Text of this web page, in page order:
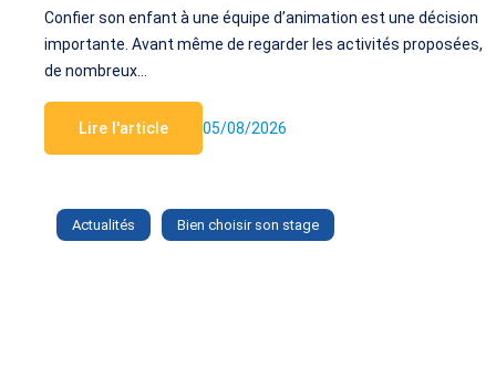
Confier son enfant à une équipe d’animation est une décision
importante. Avant même de regarder les activités proposées,
de nombreux…
Lire l'article 05/08/2026
Actualités Bien choisir son stage